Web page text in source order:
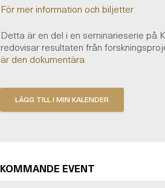
För mer information och biljetter
Detta är en del i en seminarieserie på
redovisar resultaten från
är den dokumentära.
KOMMANDE EVENT